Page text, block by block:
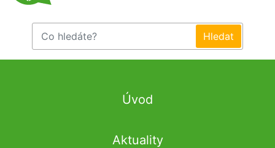
Úvod
Aktuality